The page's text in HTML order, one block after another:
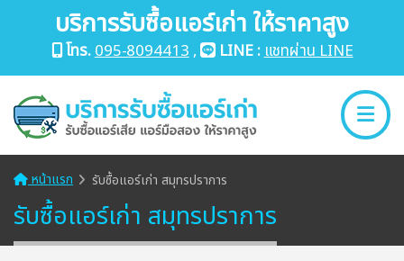
บริการรับซื้อแอร์เก่า ให้ราคาสูง
โทร.095-8094413, LINE :แชทผ่าน LINE
หน้าแรก รับซื้อแอร์เก่า สมุทรปราการ
รับซื้อแอร์เก่า สมุทรปราการ